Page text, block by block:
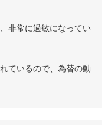
非常に過敏になってい
ているので、為替の動